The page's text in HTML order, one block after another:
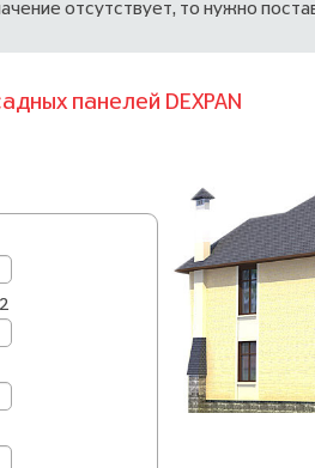
отсутствует, то нужно
панелей DEXPAN